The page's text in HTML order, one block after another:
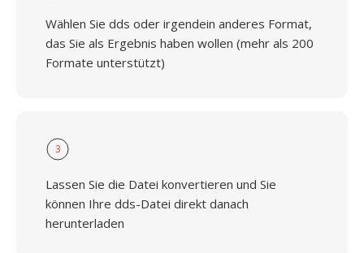
Wählen Sie dds oder irgendein anderes Format,
das Sie als Ergebnis haben wollen (mehr als 200
Formate unterstützt)
3
Lassen Sie die Datei konvertieren und Sie
können Ihre dds-Datei direkt danach
herunterladen